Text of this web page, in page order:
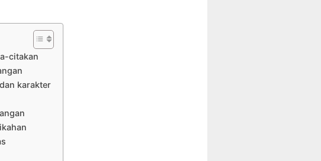
citakan
karakter